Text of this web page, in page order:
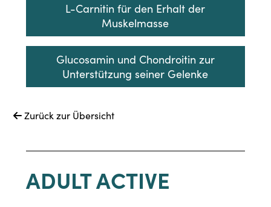
L-Carnitin für den Erhalt der
Muskelmasse
Glucosamin und Chondroitin zur
Unterstützung seiner Gelenke
Zurück zur Übersicht
ADULT ACTIVE